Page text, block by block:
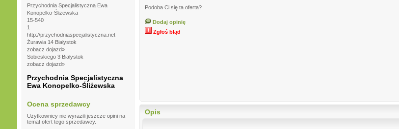
Przychodnia Specjalistyczna Ewa
Konopelko-Śliżewska
15-540
1
http://przychodniaspecjalistyczna.net
Żurawia 14 Białystok
zobacz dojazd»
Sobieskiego 3 Białystok
zobacz dojazd»
Przychodnia Specjalistyczna
Ewa Konopelko-Śliżewska
Ocena sprzedawcy
Użytkownicy nie wyrazili jeszcze opini na
temat ofert tego sprzedawcy.
Podoba Ci się ta oferta?
Dodaj opinię
Zgłoś błąd
Opis